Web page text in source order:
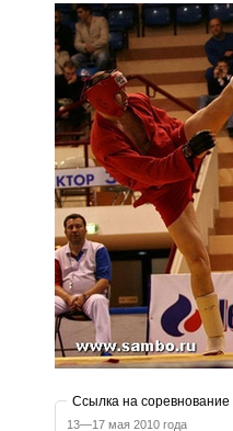
Ссылка на соревнование
13—17 мая 2010 года